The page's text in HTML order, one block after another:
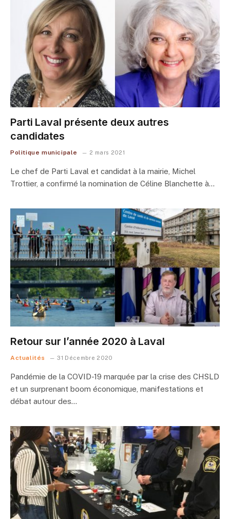
Parti Laval présente deux autres
candidates
Politique municipale 2 mars 2021
Le chef de Parti Laval et candidat à la mairie, Michel
Trottier, a confirmé la nomination de Céline Blanchette à…
Retour sur l’année 2020 à Laval
Actualités 31 Décembre 2020
Pandémie de la COVID-19 marquée par la crise des CHSLD
et un surprenant boom économique, manifestations et
débat autour des…